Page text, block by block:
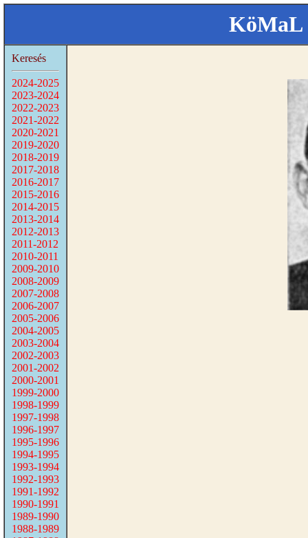
KöMaL
Keresés
2024-2025
2023-2024
2022-2023
2021-2022
2020-2021
2019-2020
2018-2019
2017-2018
2016-2017
2015-2016
2014-2015
2013-2014
2012-2013
2011-2012
2010-2011
2009-2010
2008-2009
2007-2008
2006-2007
2005-2006
2004-2005
2003-2004
2002-2003
2001-2002
2000-2001
1999-2000
1998-1999
1997-1998
1996-1997
1995-1996
1994-1995
1993-1994
1992-1993
1991-1992
1990-1991
1989-1990
1988-1989